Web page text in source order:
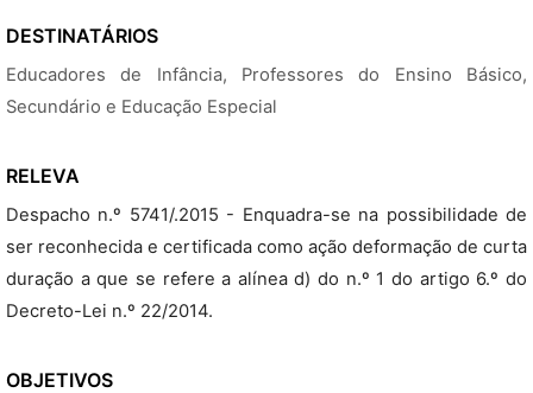
DESTINATÁRIOS
Educadores de Infância, Professores do Ensino Básico,
Secundário e Educação Especial
RELEVA
Despacho n.º 5741/.2015 - Enquadra-se na possibilidade de
ser reconhecida e certificada como ação deformação de curta
duração a que se refere a alínea d) do n.º 1 do artigo 6.º do
Decreto-Lei n.º 22/2014.
OBJETIVOS